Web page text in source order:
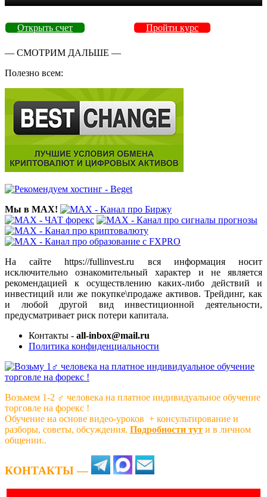
Открыть счет Пройти курс
— СМОТРИМ ДАЛЬШЕ —
Полезно всем:
Мы в MAX!
На сайте https://fullinvest.ru вся информация носит
исключительно ознакомительный характер и не является
рекомендацией к осуществлению каких-либо действий и
инвестиций или же покупке\продаже активов. Трейдинг, как
и любой другой вид инвестиционной деятельности,
предусматривает риск потери капитала.
Контакты - all-inbox@mail.ru
Политика конфиденциальности
Возьмем 1-2 ‍♂️ человека на платное индивидуальное обучение
торговле на форекс !
Обучение на основе видео-уроков ️ + консультирование и
разборы, советы, обсуждения. Подробности тут и в личном
общении..
КОНТАКТЫ —